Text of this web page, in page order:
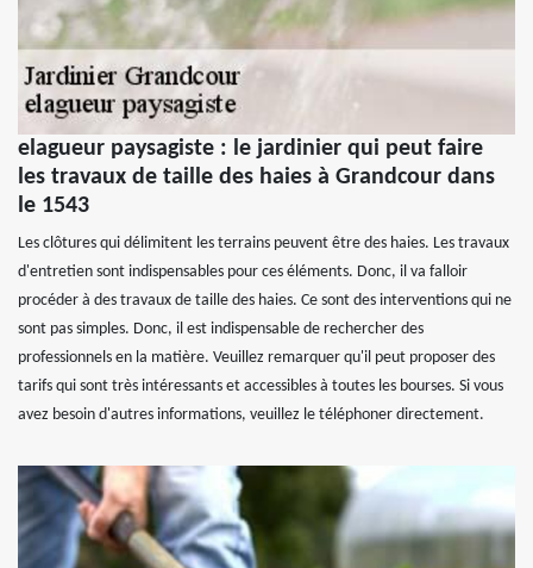
elagueur paysagiste : le jardinier qui peut faire
les travaux de taille des haies à Grandcour dans
le 1543
Les clôtures qui délimitent les terrains peuvent être des haies. Les travaux
d'entretien sont indispensables pour ces éléments. Donc, il va falloir
procéder à des travaux de taille des haies. Ce sont des interventions qui ne
sont pas simples. Donc, il est indispensable de rechercher des
professionnels en la matière. Veuillez remarquer qu'il peut proposer des
tarifs qui sont très intéressants et accessibles à toutes les bourses. Si vous
avez besoin d'autres informations, veuillez le téléphoner directement.